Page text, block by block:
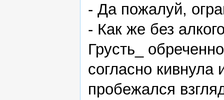
- Да пожалуй,
- Как же без
Грусть_
согласно
пробежался